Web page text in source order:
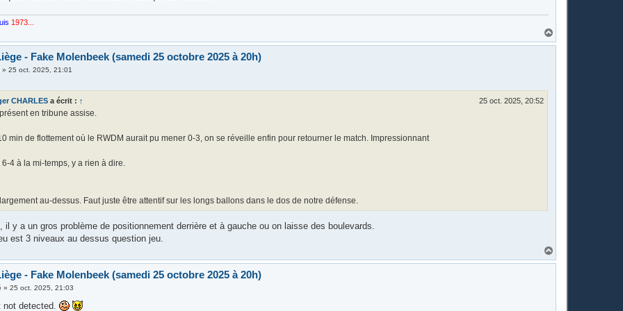
1973...
a
- Fake Molenbeek (samedi 25 octobre 2025 à 20h)
»25 oct. 2025, 21:01
CHARLES a écrit : ↑ 25 oct. 2025, 20:52
en tribune assise.
min de flottement où le RWDM aurait pu mener 0-3, on se réveille enfin pour retourner le match. Impressionnant
6-4 à la mi-temps, y a rien à dire.
au-dessus. Faut juste être attentif sur les longs ballons dans le dos de notre défense.
il y a un gros problème de positionnement derrière et à gauche ou on laisse des boulevards.
est 3 niveaux au dessus question jeu.
a
- Fake Molenbeek (samedi 25 octobre 2025 à 20h)
»25 oct. 2025, 21:03
not detected.